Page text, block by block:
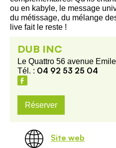
ou en kabyle, le message
du métissage, du mélange
live fait le reste !
DUB INC
Le Quattro 56 avenue
Tél. : 04 92 53 25 04
Réserver
Site web